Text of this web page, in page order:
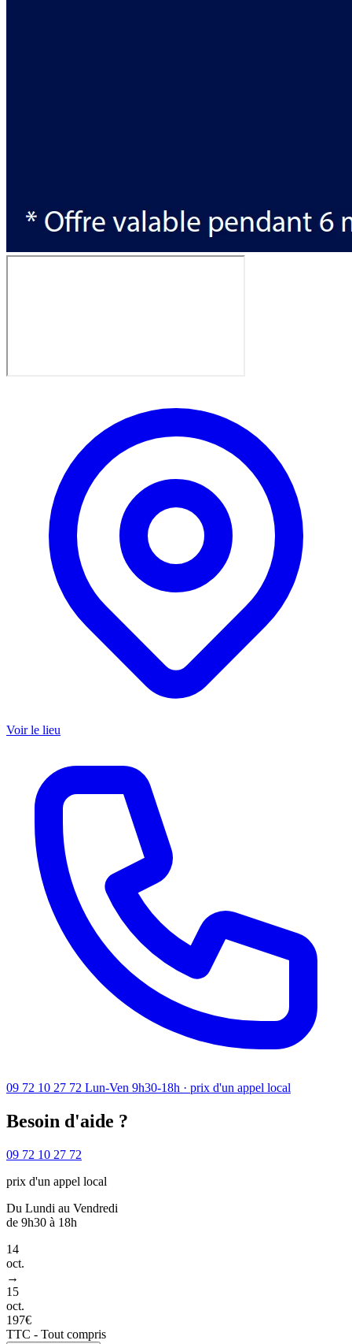
Voir le lieu
09 72 10 27 72 Lun-Ven 9h30-18h · prix d'un appel local
Besoin d'aide ?
09 72 10 27 72
prix d'un appel local
Du Lundi au Vendredi
de 9h30 à 18h
14
oct.
→
15
oct.
197€
TTC - Tout compris